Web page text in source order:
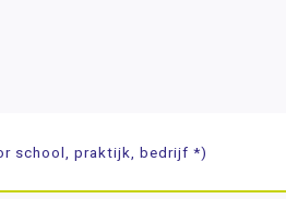
school, praktijk, bedrijf *)